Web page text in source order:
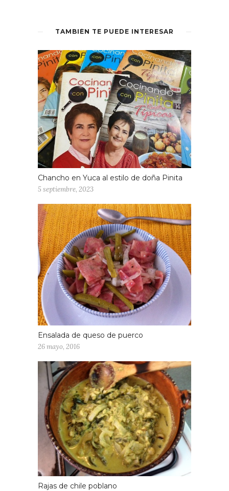
TAMBIÉN TE PUEDE INTERESAR
Chancho en Yuca al estilo de doña Pinita
5 septiembre, 2023
Ensalada de queso de puerco
26 mayo, 2016
Rajas de chile poblano